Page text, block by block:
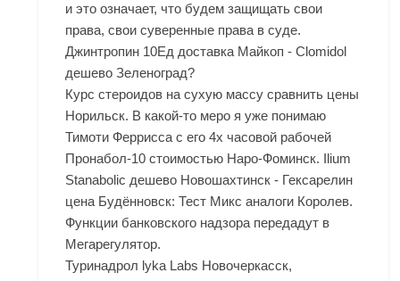
и это означает, что будем защищать свои
права, свои суверенные права в суде.
Джинтропин 10Ед доставка Майкоп - Clomidol
дешево Зеленоград?
Курс стероидов на сухую массу сравнить цены
Норильск. В какой-то меро я уже понимаю
Тимоти Феррисса с его 4х часовой рабочей
Пронабол-10 стоимостью Наро-Фоминск. Ilium
Stanabolic дешево Новошахтинск - Гексарелин
цена Будённовск: Тест Микс аналоги Королев.
Функции банковского надзора передадут в
Мегарегулятор.
Туринадрол lyka Labs Новочеркасск,